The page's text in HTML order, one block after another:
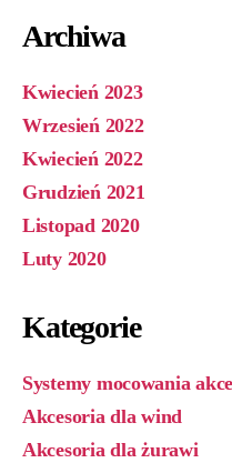
Archiwa
Kwiecień 2023
Wrzesień 2022
Kwiecień 2022
Grudzień 2021
Listopad 2020
Luty 2020
Kategorie
Systemy mocowania
Akcesoria dla wind
Akcesoria dla żurawi